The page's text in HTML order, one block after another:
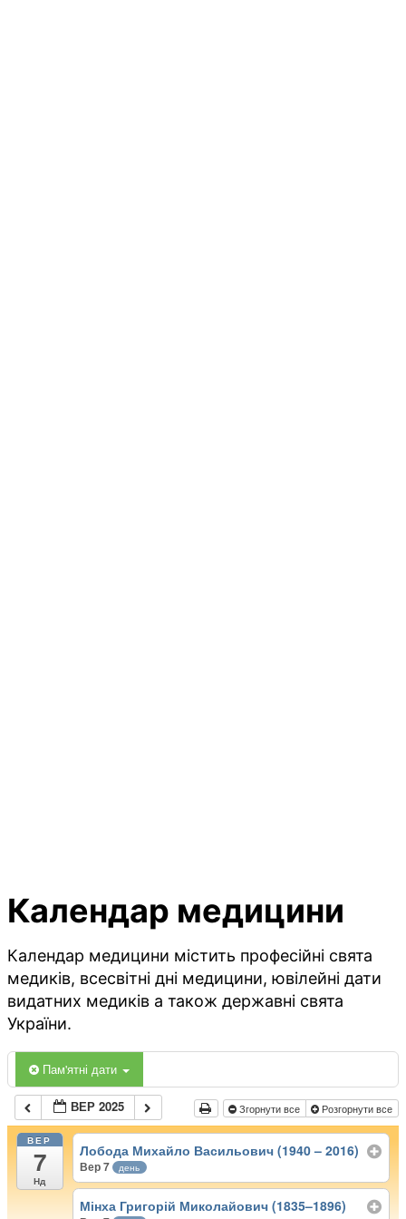
Календар медицини
Календар медицини містить професійні свята
медиків, всесвітні дні медицини, ювілейні дати
видатних медиків а також державні свята
України.
Пам'ятні дати
ВЕР 2025 Згорнути все Розгорнути все
ВЕР
7
Нд
Лобода Михайло Васильович (1940 – 2016)
Вер 7 день
Мінха Григорій Миколайович (1835–1896)